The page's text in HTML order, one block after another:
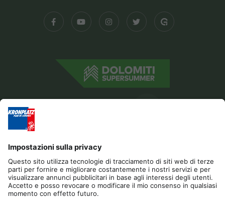
Editoria Privacy Dichiarazione di accessibilità